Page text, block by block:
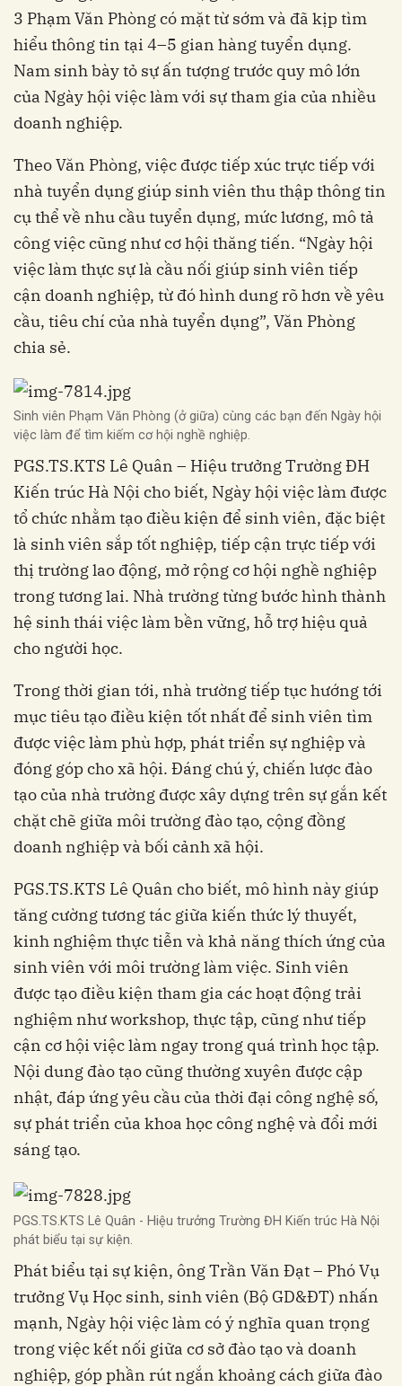
3 Phạm Văn Phòng có mặt từ sớm và đã kịp tìm
hiểu thông tin tại 4–5 gian hàng tuyển dụng.
Nam sinh bày tỏ sự ấn tượng trước quy mô lớn
của Ngày hội việc làm với sự tham gia của nhiều
doanh nghiệp.
Theo Văn Phòng, việc được tiếp xúc trực tiếp với
nhà tuyển dụng giúp sinh viên thu thập thông tin
cụ thể về nhu cầu tuyển dụng, mức lương, mô tả
công việc cũng như cơ hội thăng tiến. “Ngày hội
việc làm thực sự là cầu nối giúp sinh viên tiếp
cận doanh nghiệp, từ đó hình dung rõ hơn về yêu
cầu, tiêu chí của nhà tuyển dụng”, Văn Phòng
chia sẻ.
Sinh viên Phạm Văn Phòng (ở giữa) cùng các bạn đến Ngày hội
việc làm để tìm kiếm cơ hội nghề nghiệp.
PGS.TS.KTS Lê Quân – Hiệu trưởng Trường ĐH
Kiến trúc Hà Nội cho biết, Ngày hội việc làm được
tổ chức nhằm tạo điều kiện để sinh viên, đặc biệt
là sinh viên sắp tốt nghiệp, tiếp cận trực tiếp với
thị trường lao động, mở rộng cơ hội nghề nghiệp
trong tương lai. Nhà trường từng bước hình thành
hệ sinh thái việc làm bền vững, hỗ trợ hiệu quả
cho người học.
Trong thời gian tới, nhà trường tiếp tục hướng tới
mục tiêu tạo điều kiện tốt nhất để sinh viên tìm
được việc làm phù hợp, phát triển sự nghiệp và
đóng góp cho xã hội. Đáng chú ý, chiến lược đào
tạo của nhà trường được xây dựng trên sự gắn kết
chặt chẽ giữa môi trường đào tạo, cộng đồng
doanh nghiệp và bối cảnh xã hội.
PGS.TS.KTS Lê Quân cho biết, mô hình này giúp
tăng cường tương tác giữa kiến thức lý thuyết,
kinh nghiệm thực tiễn và khả năng thích ứng của
sinh viên với môi trường làm việc. Sinh viên
được tạo điều kiện tham gia các hoạt động trải
nghiệm như workshop, thực tập, cũng như tiếp
cận cơ hội việc làm ngay trong quá trình học tập.
Nội dung đào tạo cũng thường xuyên được cập
nhật, đáp ứng yêu cầu của thời đại công nghệ số,
sự phát triển của khoa học công nghệ và đổi mới
sáng tạo.
PGS.TS.KTS Lê Quân - Hiệu trưởng Trường ĐH Kiến trúc Hà Nội
phát biểu tại sự kiện.
Phát biểu tại sự kiện, ông Trần Văn Đạt – Phó Vụ
trưởng Vụ Học sinh, sinh viên (Bộ GD&ĐT) nhấn
mạnh, Ngày hội việc làm có ý nghĩa quan trọng
trong việc kết nối giữa cơ sở đào tạo và doanh
nghiệp, góp phần rút ngắn khoảng cách giữa đào